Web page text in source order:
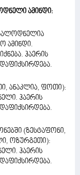
ამინდი:
ამინდი.
ჰაერის
ანაკლია, ფოთი):
ჰაერის
(ზესტაფონი,
ოზურგეთი):
ჰაერის